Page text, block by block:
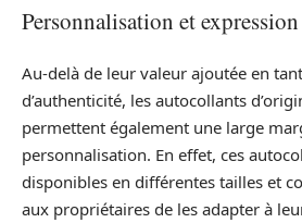
Personnalisation et
Au-delà de leur valeur ajoutée en
d’authenticité, les autocollants
permettent également une large
personnalisation. En effet, ces
disponibles en différentes tailles et
aux propriétaires de les adapter à